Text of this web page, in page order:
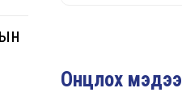
Онцлох мэдээ